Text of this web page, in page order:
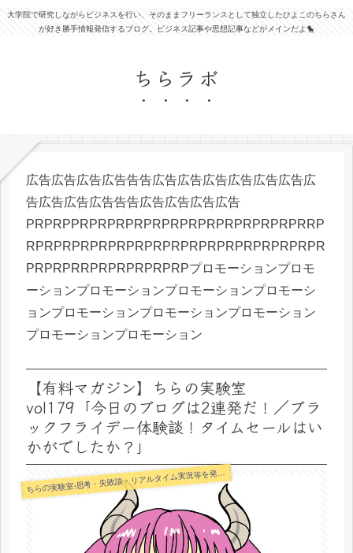
大学院で研究しながらビジネスを行い、そのままフリーランスとして独立したひよこのちらさん
が好き勝手情報発信するブログ。ビジネス記事や思想記事などがメインだよ🐤
ちらラボ
広告広告広告広告告告広告広告広告広告広告広告広
告広告広告広告告告広告広告広告広告
PRPRPPRPRPRPRPRPRPRPRPRPRPRPRPRRP
RPRPRPRPRPRPRPRPRPRPRPRPRPRPRPRPR
PRPRPRRPRPRPRPRPRPプロモーションプロモ
ーションプロモーションプロモーションプロモーシ
ョンプロモーションプロモーションプロモーション
プロモーションプロモーション
【有料マガジン】ちらの実験室
vol179「今日のブログは2連発だ！／ブラ
ックフライデー体験談！タイムセールはい
かがでしたか？」
ちらの実験室-思考・失敗談・リアルタイム実況等を発信します-